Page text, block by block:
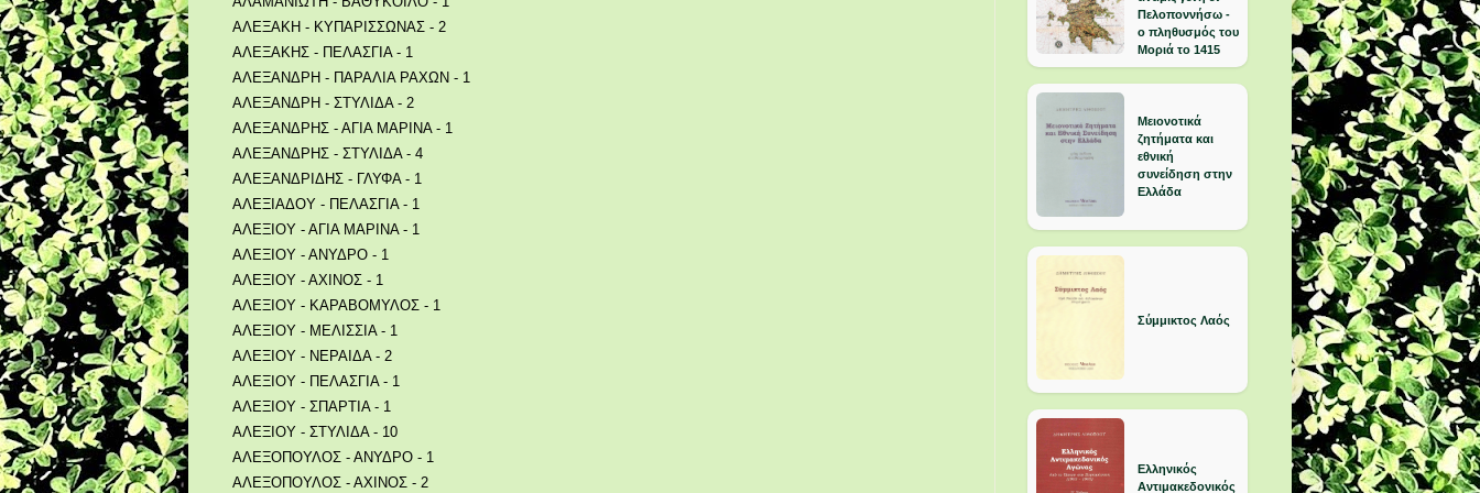
ΑΛΕΞΑΚΗ - ΚΥΠΑΡΙΣΣΩΝΑΣ - 2
ΑΛΕΞΑΚΗΣ - ΠΕΛΑΣΓΙΑ - 1
ΑΛΕΞΑΝΔΡΗ - ΠΑΡΑΛΙΑ ΡΑΧΩΝ - 1
ΑΛΕΞΑΝΔΡΗ - ΣΤΥΛΙΔΑ - 2
ΑΛΕΞΑΝΔΡΗΣ - ΑΓΙΑ ΜΑΡΙΝΑ - 1
ΑΛΕΞΑΝΔΡΗΣ - ΣΤΥΛΙΔΑ - 4
ΑΛΕΞΑΝΔΡΙΔΗΣ - ΓΛΥΦΑ - 1
ΑΛΕΞΙΑΔΟΥ - ΠΕΛΑΣΓΙΑ - 1
ΑΛΕΞΙΟΥ - ΑΓΙΑ ΜΑΡΙΝΑ - 1
ΑΛΕΞΙΟΥ - ΑΝΥΔΡΟ - 1
ΑΛΕΞΙΟΥ - ΑΧΙΝΟΣ - 1
ΑΛΕΞΙΟΥ - ΚΑΡΑΒΟΜΥΛΟΣ - 1
ΑΛΕΞΙΟΥ - ΜΕΛΙΣΣΙΑ - 1
ΑΛΕΞΙΟΥ - ΝΕΡΑΙΔΑ - 2
ΑΛΕΞΙΟΥ - ΠΕΛΑΣΓΙΑ - 1
ΑΛΕΞΙΟΥ - ΣΠΑΡΤΙΑ - 1
ΑΛΕΞΙΟΥ - ΣΤΥΛΙΔΑ - 10
ΑΛΕΞΟΠΟΥΛΟΣ - ΑΝΥΔΡΟ - 1
ΑΛΕΞΟΠΟΥΛΟΣ - ΑΧΙΝΟΣ - 2
Πελοποννήσω -
ο πληθυσμός του
Μοριά το 1415
Μειονοτικά
ζητήματα και
εθνική
συνείδηση στην
Ελλάδα
Σύμμικτος Λαός
Ελληνικός
Αντιμακεδονικός